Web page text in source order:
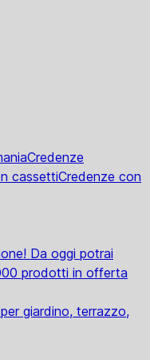
Credenze
cassettiCredenze con
Da oggi potrai
prodotti in offerta
giardino, terrazzo,